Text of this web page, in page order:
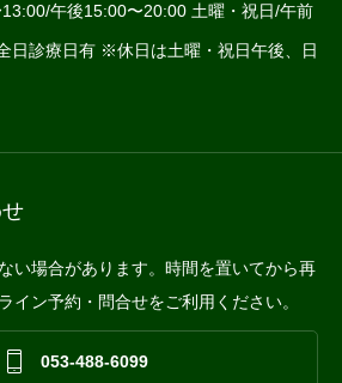
午後15:00〜20:00 土曜・祝日/午前
日診療日有 ※休日は土曜・祝日午後、日
い場合があります。時間を置いてから再
イン予約・問合せをご利用ください。
 053-488-6099